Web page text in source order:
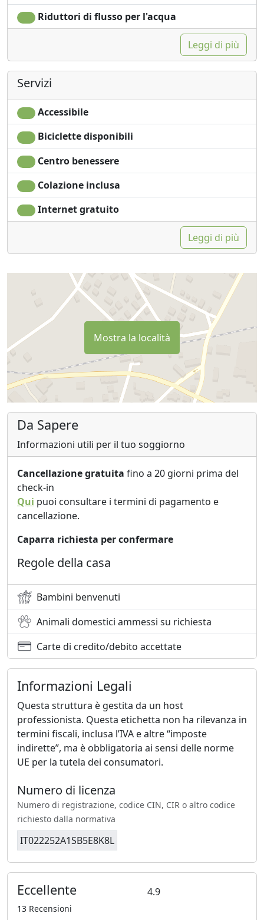
Riduttori di flusso per l'acqua
Leggi di più
Servizi
Accessibile
Biciclette disponibili
Centro benessere
Colazione inclusa
Internet gratuito
Leggi di più
Mostra la località
Da Sapere
Informazioni utili per il tuo soggiorno
Cancellazione gratuita fino a 20 giorni prima del
check-in
Qui puoi consultare i termini di pagamento e
cancellazione.
Caparra richiesta per confermare
Regole della casa
Bambini benvenuti
Animali domestici ammessi su richiesta
Carte di credito/debito accettate
Informazioni Legali
Questa struttura è gestita da un host
professionista. Questa etichetta non ha rilevanza in
termini fiscali, inclusa l’IVA e altre “imposte
indirette”, ma è obbligatoria ai sensi delle norme
UE per la tutela dei consumatori.
Numero di licenza
Numero di registrazione, codice CIN, CIR o altro codice
richiesto dalla normativa
IT022252A1SB5E8K8L
Eccellente 4.9
13 Recensioni